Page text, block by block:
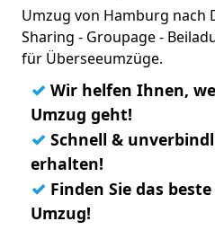
Umzug von Hamburg nach
Sharing - Groupage -
für Überseeumzüge.
✓ Wir helfen Ihnen,
Umzug geht!
✓ Schnell &
erhalten!
✓ Finden Sie das
Umzug!